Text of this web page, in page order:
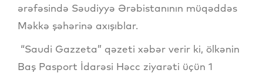
ərəfəsində Səudiyyə Ərəbistanının müqəddəs
Məkkə şəhərinə axışıblar.
“Saudi Gazzeta” qəzeti xəbər verir ki, ölkənin
Baş Pasport İdarəsi Həcc ziyarəti üçün 1